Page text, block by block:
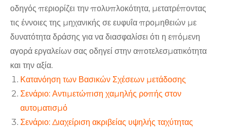
οδηγός περιορίζει την πολυπλοκότητα, μετατρέποντας
τις έννοιες της μηχανικής σε ευφυΐα προμηθειών με
δυνατότητα δράσης για να διασφαλίσει ότι η επόμενη
αγορά εργαλείων σας οδηγεί στην αποτελεσματικότητα
και την αξία.
Κατανόηση των Βασικών Σχέσεων μετάδοσης
Σενάριο: Αντιμετώπιση χαμηλής ροπής στον
αυτοματισμό
Σενάριο: Διαχείριση ακριβείας υψηλής ταχύτητας